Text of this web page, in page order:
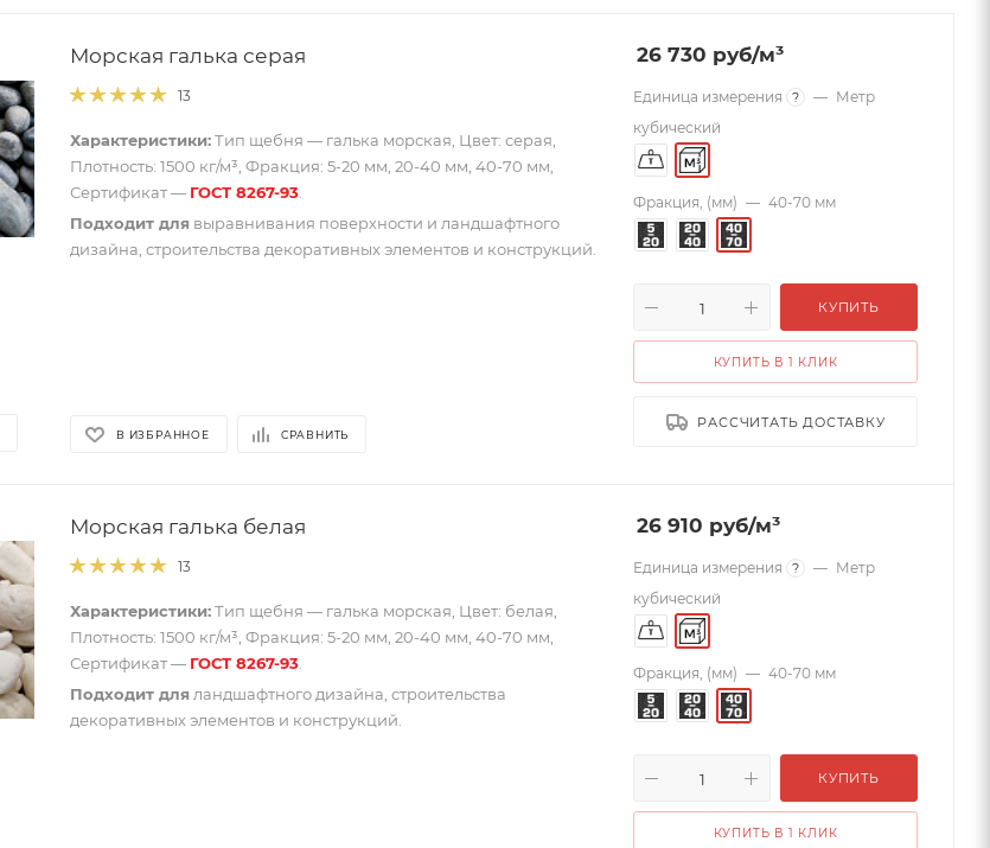
Морская галька серая
13
Характеристики:Тип щебня — галька морская, Цвет: серая,
Плотность: 1500 кг/м³, Фракция: 5-20 мм, 20-40 мм, 40-70 мм,
Сертификат — ГОСТ 8267-93
Подходит для выравнивания поверхности и ландшафтного
дизайна, строительства декоративных элементов и конструкций.
В ИЗБРАННОЕ СРАВНИТЬ
26 730 руб/м³
Единица измерения ? — Метр
кубический
Фракция, (мм) — 40-70 мм
КУПИТЬ
КУПИТЬ В 1 КЛИК
РАССЧИТАТЬ ДОСТАВКУ
Морская галька белая
13
Характеристики:Тип щебня — галька морская, Цвет: белая,
Плотность: 1500 кг/м³, Фракция: 5-20 мм, 20-40 мм, 40-70 мм,
Сертификат — ГОСТ 8267-93
Подходит для ландшафтного дизайна, строительства
декоративных элементов и конструкций.
26 910 руб/м³
Единица измерения ? — Метр
кубический
Фракция, (мм) — 40-70 мм
КУПИТЬ
КУПИТЬ В 1 КЛИК